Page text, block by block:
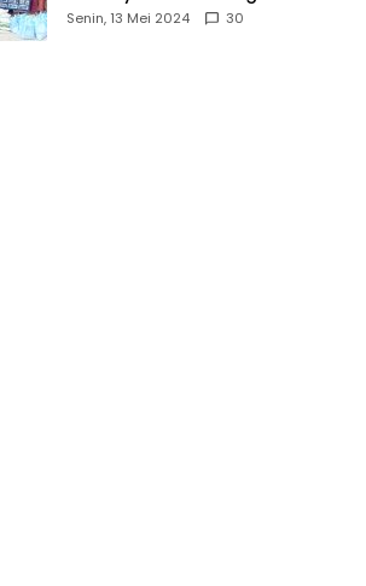
Bansos Terhadap Kaum
Senin, 13 Mei 2024 30